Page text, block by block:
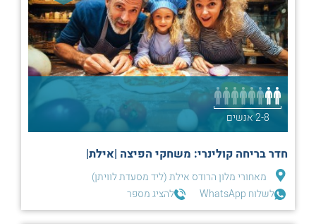
2-8 אנשים
חדר בריחה קולינרי: משחקי הפיצה |אילת|
מאחורי מלון הרודס אילת (ליד מסעדת לוויתן)
לשלוח WhatsApp
להציג מספר